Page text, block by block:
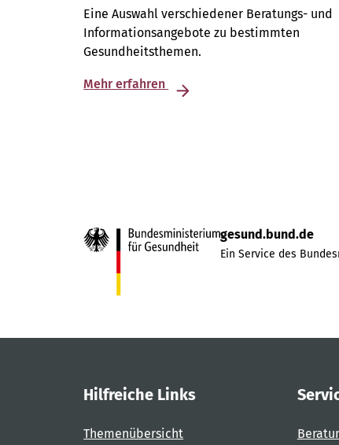
Eine Auswahl verschiedener Beratungs- und
Informationsangebote zu bestimmten
Gesundheitsthemen.
Mehr erfahren
gesund.bund.de
Ein Service des
Hilfreiche Links
Themenübersicht